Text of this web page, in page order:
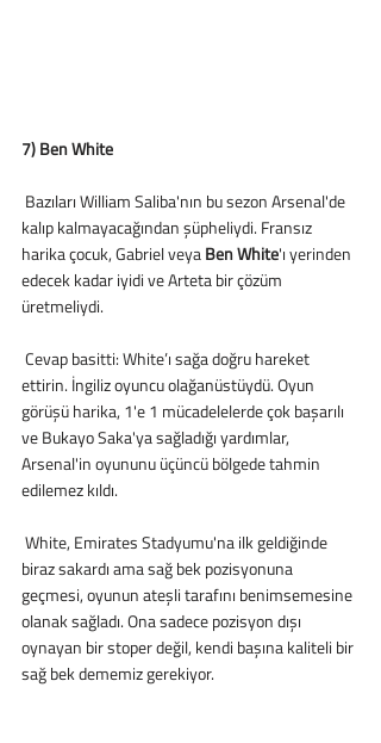
7) Ben White
kalıp kalmayacağından şüpheliydi. Fransız
harika çocuk, Gabriel veya Ben White'ı yerinden
edecek kadar iyidi ve Arteta bir çözüm
üretmeliydi.
ettirin. İngiliz oyuncu olağanüstüydü. Oyun
görüşü harika, 1'e 1 mücadelelerde çok başarılı
ve Bukayo Saka'ya sağladığı yardımlar,
Arsenal'in oyununu üçüncü bölgede tahmin
edilemez kıldı.
biraz sakardı ama sağ bek pozisyonuna
geçmesi, oyunun ateşli tarafını benimsemesine
olanak sağladı. Ona sadece pozisyon dışı
oynayan bir stoper değil, kendi başına kaliteli bir
sağ bek dememiz gerekiyor.